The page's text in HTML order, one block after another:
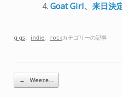
Goat Girl、来日決
gigs、 indie、 rockカテゴリーの記事
投稿ナビゲーション
← Weeze…